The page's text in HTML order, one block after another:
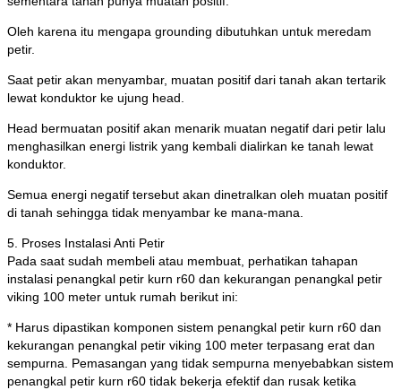
Oleh karena itu mengapa grounding dibutuhkan untuk meredam
petir.
Saat petir akan menyambar, muatan positif dari tanah akan tertarik
lewat konduktor ke ujung head.
Head bermuatan positif akan menarik muatan negatif dari petir lalu
menghasilkan energi listrik yang kembali dialirkan ke tanah lewat
konduktor.
Semua energi negatif tersebut akan dinetralkan oleh muatan positif
di tanah sehingga tidak menyambar ke mana-mana.
5. Proses Instalasi Anti Petir
Pada saat sudah membeli atau membuat, perhatikan tahapan
instalasi penangkal petir kurn r60 dan kekurangan penangkal petir
viking 100 meter untuk rumah berikut ini:
* Harus dipastikan komponen sistem penangkal petir kurn r60 dan
kekurangan penangkal petir viking 100 meter terpasang erat dan
sempurna. Pemasangan yang tidak sempurna menyebabkan sistem
penangkal petir kurn r60 tidak bekerja efektif dan rusak ketika